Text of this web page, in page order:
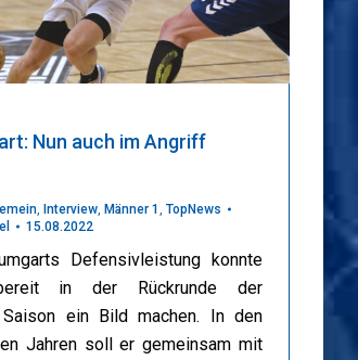
Nun auch im Angriff
, Interview, Männer 1 , TopNews
15.08.2022
Defensivleistung konnte
in der Rückrunde der
Saison ein Bild machen. In den
Jahren soll er gemeinsam mit